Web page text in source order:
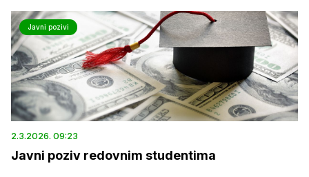
Javni pozivi
2.3.2026. 09:23
Javni poziv redovnim studentima